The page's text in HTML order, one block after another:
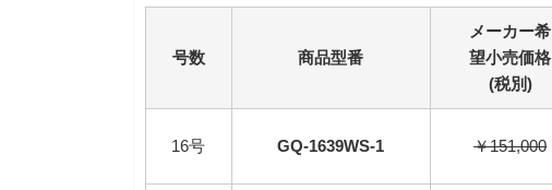
号数 商品型番
メーカー希
望小売価格
(税別)
16号 GQ-1639WS-1 ￥151,000